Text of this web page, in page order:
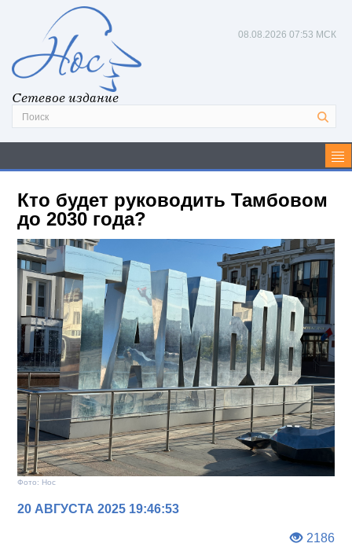
Сетевое издание
08.08.2026 07:53 МСК
Кто будет руководить Тамбовом
до 2030 года?
Фото: Нос
20 АВГУСТА 2025 19:46:53
2186